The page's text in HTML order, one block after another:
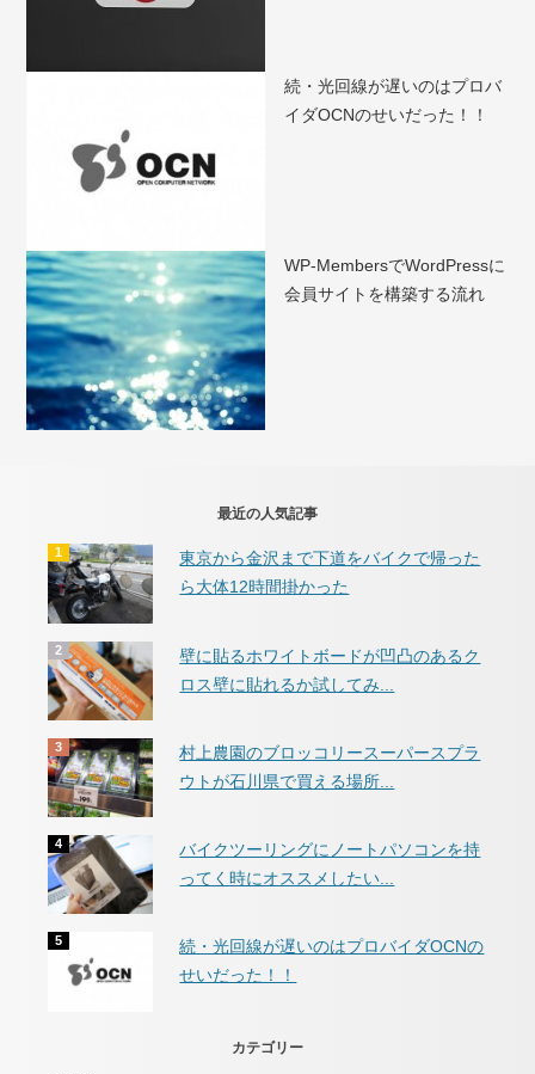
続・光回線が遅いのはプロバ
イダOCNのせいだった！！
WP-MembersでWordPressに
会員サイトを構築する流れ
最近の人気記事
東京から金沢まで下道をバイクで帰った
ら大体12時間掛かった
壁に貼るホワイトボードが凹凸のあるク
ロス壁に貼れるか試してみ...
村上農園のブロッコリースーパースプラ
ウトが石川県で買える場所...
バイクツーリングにノートパソコンを持
ってく時にオススメしたい...
続・光回線が遅いのはプロバイダOCNの
せいだった！！
カテゴリー